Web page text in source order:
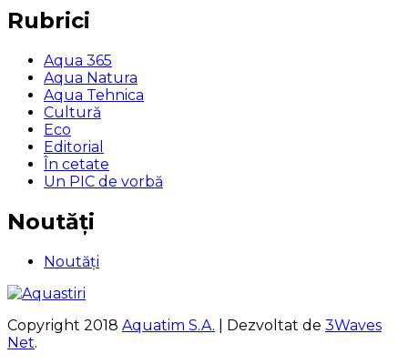
Rubrici
Aqua 365
Aqua Natura
Aqua Tehnica
Cultură
Eco
Editorial
În cetate
Un PIC de vorbă
Noutăți
Noutăți
Copyright 2018 Aquatim S.A. | Dezvoltat de 3Waves
Net.